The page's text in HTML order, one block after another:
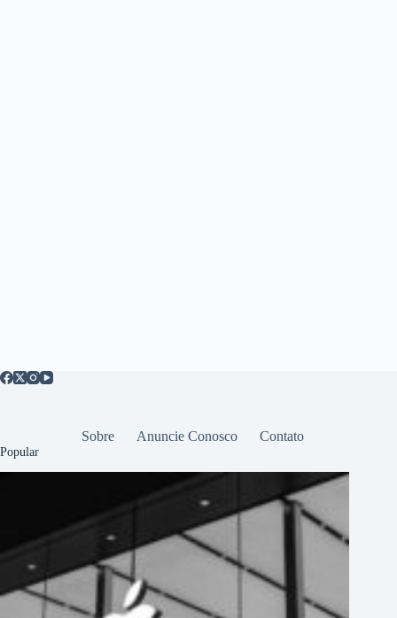
Sobre Anuncie Conosco Contato
Popular